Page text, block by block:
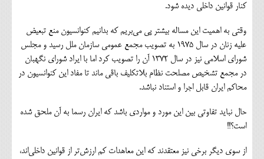
کنار قوانین داخلی دیده شود.
وقتی به اهمیت این مساله بیشتر پی می‌بریم که بدانیم کنوانسیون منع تبعیض
علیه زنان در سال 1975 به تصویب مجمع عمومی سازمان ملل رسید و مجلس
شورای اسلامی نیز در سال 1372 آن را تصویب کرد اما با ایراد شورای نگهبان
در مجمع تشخیص مصلحت نظام بلاتکلیف باقی ماند تا مفاد این کنوانسیون در
محاکم ایران قابل اجرا و استناد نباشد.
حال نباید تفاوتی بین این مورد و مواردی باشد که ایران رسما به آن ملحق شده
است؟!!
از سوی دیگر برخی نیز معتقدند که این معاهدات کم ارزش‌تر از قوانین داخلی‌اند،